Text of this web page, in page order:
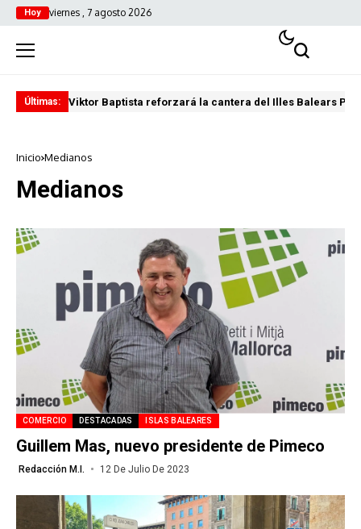
Hoy viernes , 7 agosto 2026
Últimas: Viktor Baptista reforzará la cantera del Illes Balears
Inicio Medianos
Medianos
COMERCIO DESTACADAS ISLAS BALEARES
Guillem Mas, nuevo presidente de Pimeco
Redacción M.I. 12 De Julio De 2023